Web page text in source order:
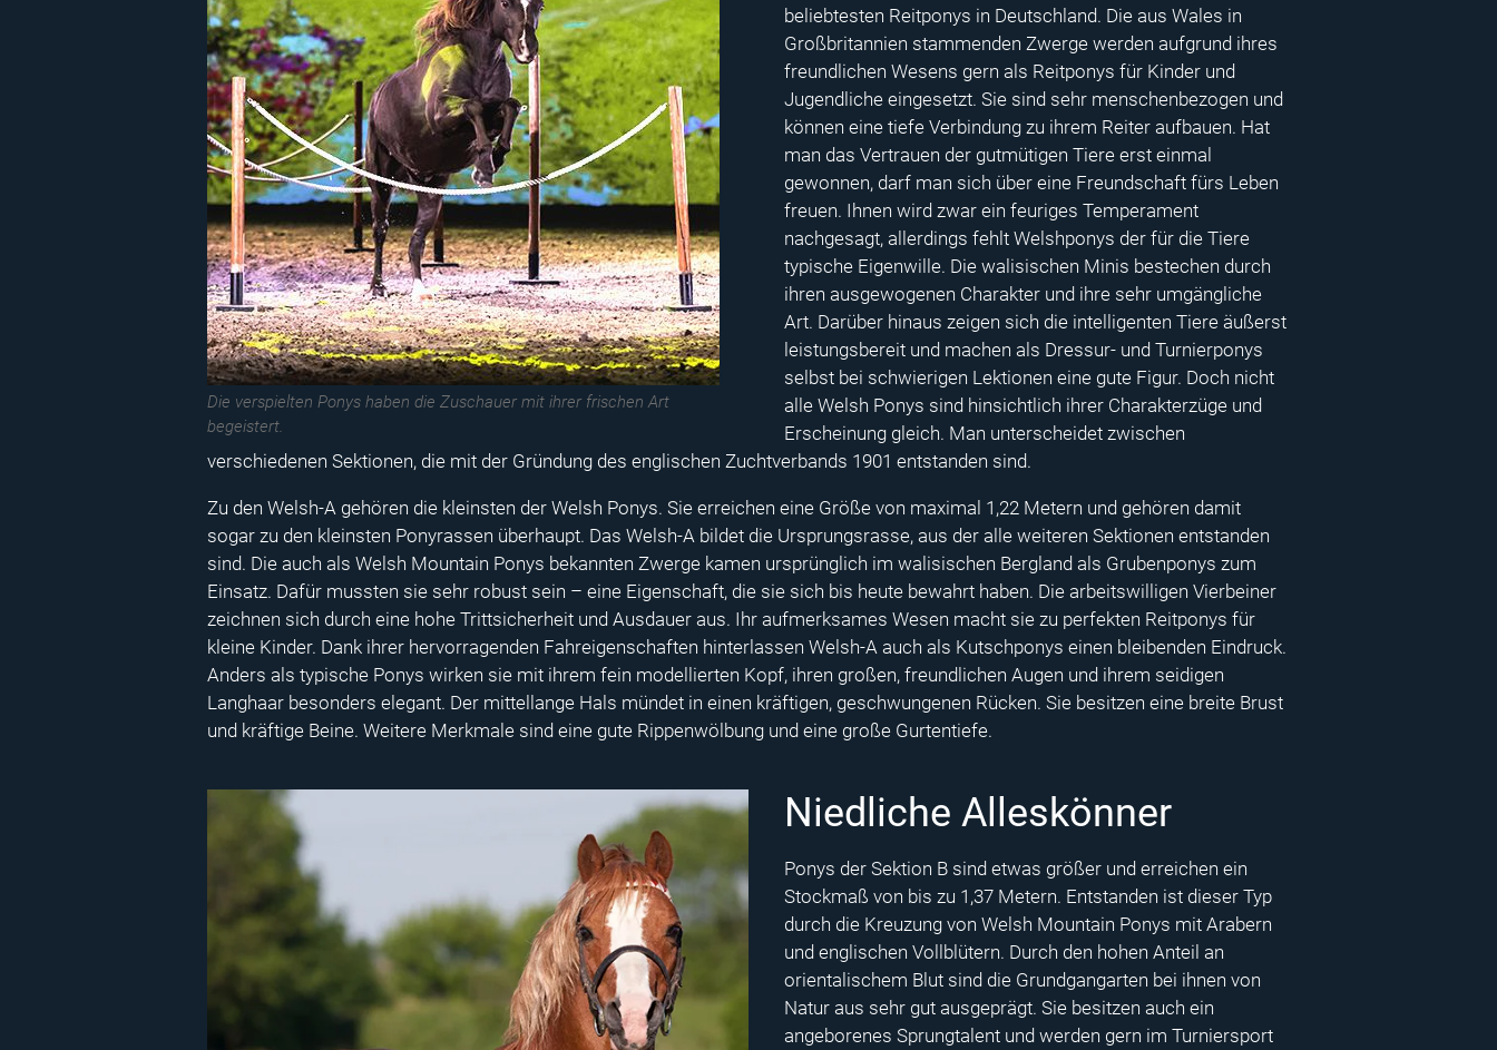
Die verspielten Ponys haben die Zuschauer mit ihrer frischen Art
begeistert.
beliebtesten Reitponys in Deutschland. Die aus Wales in
Großbritannien stammenden Zwerge werden aufgrund ihres
freundlichen Wesens gern als Reitponys für Kinder und
Jugendliche eingesetzt. Sie sind sehr menschenbezogen und
können eine tiefe Verbindung zu ihrem Reiter aufbauen. Hat
man das Vertrauen der gutmütigen Tiere erst einmal
gewonnen, darf man sich über eine Freundschaft fürs Leben
freuen. Ihnen wird zwar ein feuriges Temperament
nachgesagt, allerdings fehlt Welshponys der für die Tiere
typische Eigenwille. Die walisischen Minis bestechen durch
ihren ausgewogenen Charakter und ihre sehr umgängliche
Art. Darüber hinaus zeigen sich die intelligenten Tiere äußerst
leistungsbereit und machen als Dressur- und Turnierponys
selbst bei schwierigen Lektionen eine gute Figur. Doch nicht
alle Welsh Ponys sind hinsichtlich ihrer Charakterzüge und
Erscheinung gleich. Man unterscheidet zwischen
verschiedenen Sektionen, die mit der Gründung des englischen Zuchtverbands 1901 entstanden sind.
Zu den Welsh-A gehören die kleinsten der Welsh Ponys. Sie erreichen eine Größe von maximal 1,22 Metern und gehören damit
sogar zu den kleinsten Ponyrassen überhaupt. Das Welsh-A bildet die Ursprungsrasse, aus der alle weiteren Sektionen entstanden
sind. Die auch als Welsh Mountain Ponys bekannten Zwerge kamen ursprünglich im walisischen Bergland als Grubenponys zum
Einsatz. Dafür mussten sie sehr robust sein – eine Eigenschaft, die sie sich bis heute bewahrt haben. Die arbeitswilligen Vierbeiner
zeichnen sich durch eine hohe Trittsicherheit und Ausdauer aus. Ihr aufmerksames Wesen macht sie zu perfekten Reitponys für
kleine Kinder. Dank ihrer hervorragenden Fahreigenschaften hinterlassen Welsh-A auch als Kutschponys einen bleibenden Eindruck.
Anders als typische Ponys wirken sie mit ihrem fein modellierten Kopf, ihren großen, freundlichen Augen und ihrem seidigen
Langhaar besonders elegant. Der mittellange Hals mündet in einen kräftigen, geschwungenen Rücken. Sie besitzen eine breite Brust
und kräftige Beine. Weitere Merkmale sind eine gute Rippenwölbung und eine große Gurtentiefe.
Niedliche Alleskönner
Ponys der Sektion B sind etwas größer und erreichen ein
Stockmaß von bis zu 1,37 Metern. Entstanden ist dieser Typ
durch die Kreuzung von Welsh Mountain Ponys mit Arabern
und englischen Vollblütern. Durch den hohen Anteil an
orientalischem Blut sind die Grundgangarten bei ihnen von
Natur aus sehr gut ausgeprägt. Sie besitzen auch ein
angeborenes Sprungtalent und werden gern im Turniersport